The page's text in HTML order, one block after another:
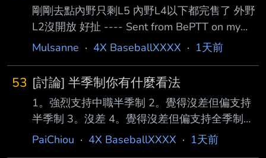
剛剛去點內野只剩L5 內野L4以下都完售了 外野
L2沒開放 好扯 ---- Sent from BePTT on my
iPhone 15 Pro Max --
Mulsanne · 4X BaseballXXXX · 1天前
53 [討論] 半季制你有什麼看法
1。強烈支持中職半季制 2。覺得沒差但偏支持
半季制 3。沒差 4。覺得沒差但偏支持全季制
5。強烈支持中職全季制 我是4 你呢 --
PaiChiou · 4X BaseballXXXX · 1天前